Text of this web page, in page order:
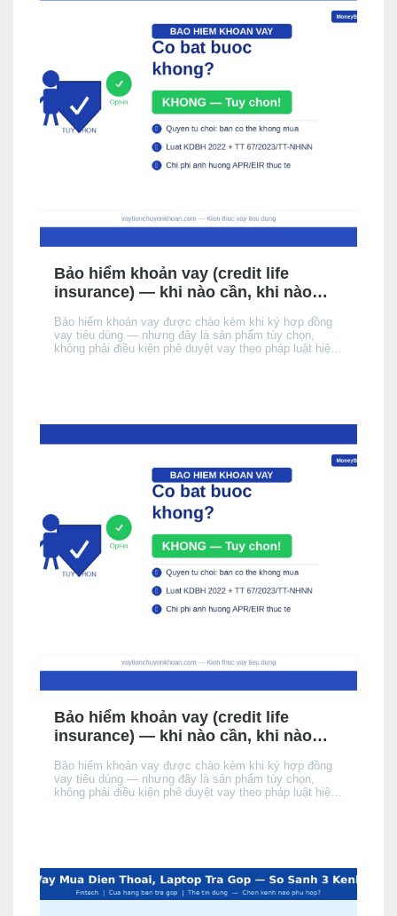
Bảo hiểm khoản vay (credit life
insurance) — khi nào cần, khi nào
Bảo hiểm khoản vay được chào kèm khi ký hợp đồng
vay tiêu dùng — nhưng đây là sản phẩm tùy chọn,
không phải điều kiện phê duyệt vay theo pháp luật hiện
Bảo hiểm khoản vay (credit life
insurance) — khi nào cần, khi nào
Bảo hiểm khoản vay được chào kèm khi ký hợp đồng
vay tiêu dùng — nhưng đây là sản phẩm tùy chọn,
không phải điều kiện phê duyệt vay theo pháp luật hiện